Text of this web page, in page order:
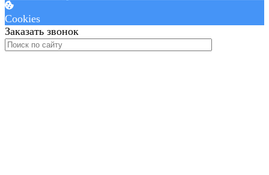
Cookies
Заказать звонок